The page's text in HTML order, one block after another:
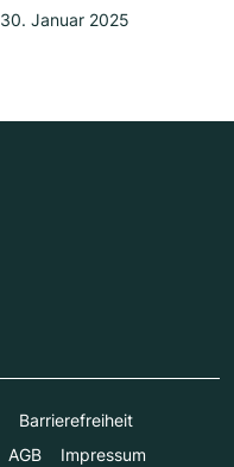
30. Januar 2025
Barrierefreiheit
AGB Impressum